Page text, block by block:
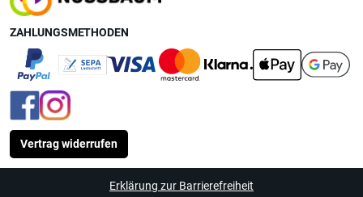
ZAHLUNGSMETHODEN
Vertrag widerrufen
Erklärung zur Barrierefreiheit